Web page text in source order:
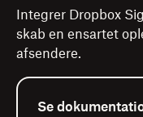
Integrer Dropbox
skab en ensartet
afsendere.
Se